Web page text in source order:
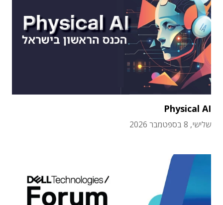
Physical AI
שלישי, 8 בספטמבר 2026